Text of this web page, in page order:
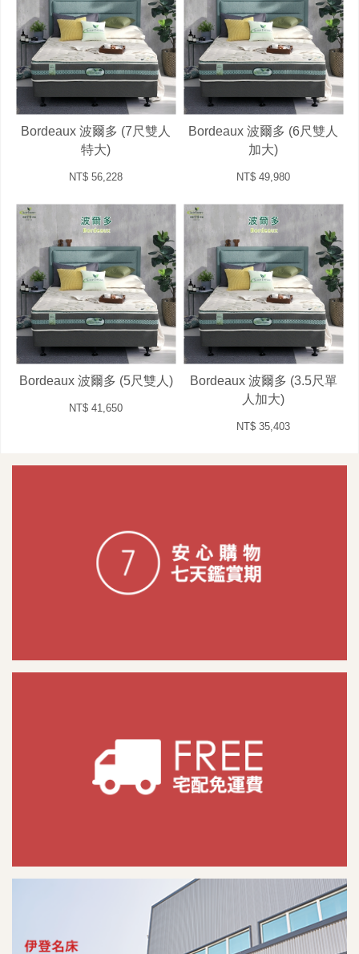
Bordeaux 波爾多 (7尺雙人
特大)
NT$ 56,228
Bordeaux 波爾多 (6尺雙人
加大)
NT$ 49,980
Bordeaux 波爾多 (5尺雙人)
NT$ 41,650
Bordeaux 波爾多 (3.5尺單
人加大)
NT$ 35,403